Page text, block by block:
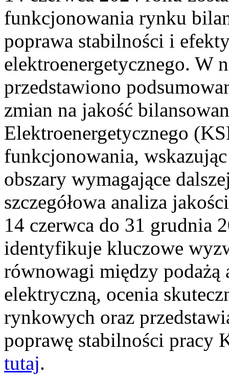
funkcjonowania rynku
poprawa stabilności i
elektroenergetycznego. W
przedstawiono
zmian na jakość
Elektroenergetycznego
funkcjonowania,
obszary wymagające
szczegółowa analiza
14 czerwca do 31 grudnia
identyfikuje kluczowe
równowagi między podażą
elektryczną, ocenia
rynkowych oraz
poprawę stabilności pracy
tutaj.